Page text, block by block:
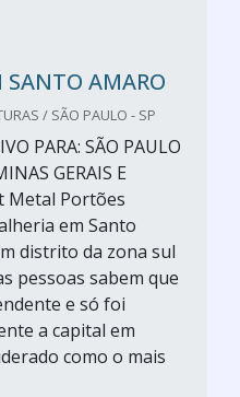
SANTO AMARO
/ SÃO PAULO - SP
PARA: SÃO PAULO
GERAIS E
Metal Portões
em Santo
distrito da zona sul
pessoas sabem que
e só foi
a capital em
como o mais